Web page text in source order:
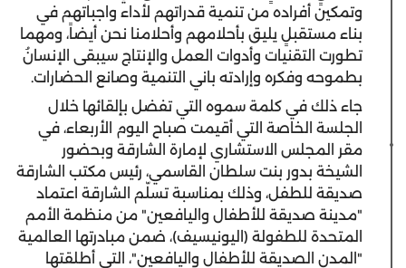
وتمكين أفراده من تنمية قدراتهم لأداء واجباتهم في
بناء مستقبلٍ يليق بأحلامهم وأحلامنا نحن أيضاً، ومهما
تطورت التقنيات وأدوات العمل والإنتاج سيبقى الإنسانُ
بطموحه وفكره وإرادته باني التنمية وصانع الحضارات.
جاء ذلك في كلمة سموه التي تفضل بإلقائها خلال
الجلسة الخاصة التي أقيمت صباح اليوم الأربعاء، في
مقر المجلس الاستشاري لإمارة الشارقة وبحضور
الشيخة بدور بنت سلطان القاسمي، رئيس مكتب الشارقة
صديقة للطفل، وذلك بمناسبة تسلّم الشارقة اعتماد
"مدينة صديقة للأطفال واليافعين" من منظمة الأمم
المتحدة للطفولة (اليونيسيف)، ضمن مبادرتها العالمية
"المدن الصديقة للأطفال واليافعين"، التي أطلقتها